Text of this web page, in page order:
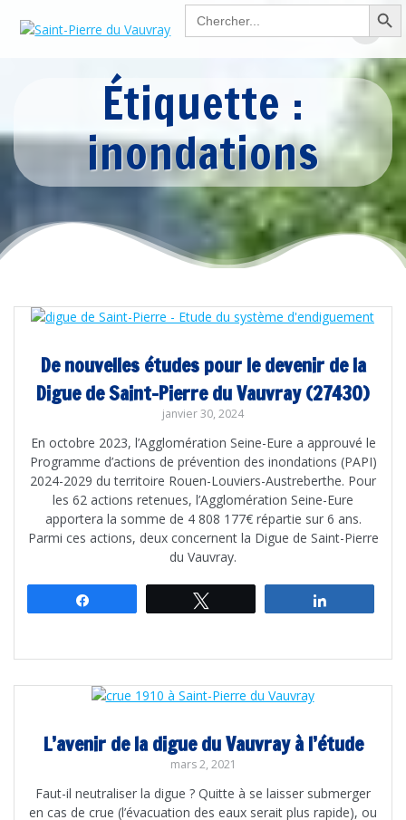
Search Search Button
Passer
au
Étiquette :
inondations
De nouvelles études pour le devenir de la
Digue de Saint-Pierre du Vauvray (27430)
janvier 30, 2024
En octobre 2023, l’Agglomération Seine-Eure a approuvé le
Programme d’actions de prévention des inondations (PAPI)
2024-2029 du territoire Rouen-Louviers-Austreberthe. Pour
les 62 actions retenues, l’Agglomération Seine-Eure
apportera la somme de 4 808 177€ répartie sur 6 ans.
Parmi ces actions, deux concernent la Digue de Saint-Pierre
du Vauvray.
L’avenir de la digue du Vauvray à l’étude
mars 2, 2021
Faut-il neutraliser la digue ? Quitte à se laisser submerger
en cas de crue (l’évacuation des eaux serait plus rapide), ou